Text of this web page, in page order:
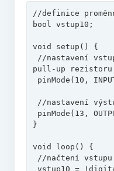
//definice
bool vstup10;
void setup() {
pull-up rezistoru
}
void loop() {